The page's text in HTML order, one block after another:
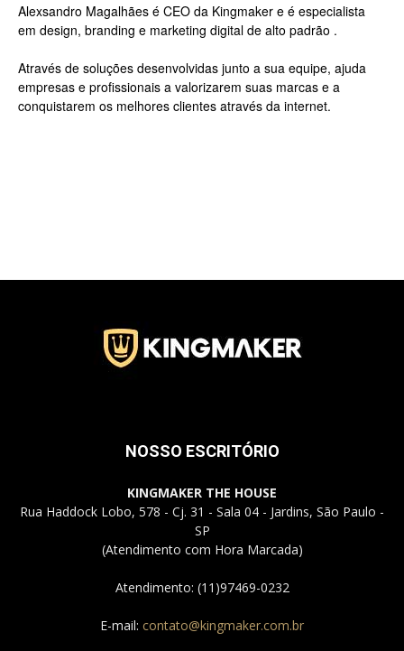
Rua
Alexsandro Magalhães é CEO da Kingmaker e é especialista
em design, branding e marketing digital de alto padrão .
Através de soluções desenvolvidas junto a sua equipe, ajuda
empresas e profissionais a valorizarem suas marcas e a
conquistarem os melhores clientes através da internet.
NOSSO ESCRITÓRIO
KINGMAKER THE HOUSE
Rua Haddock Lobo, 578 - Cj. 31 - Sala 04 - Jardins, São Paulo -
SP
(Atendimento com Hora Marcada)
Atendimento: (11)97469-0232
E-mail: contato@kingmaker.com.br